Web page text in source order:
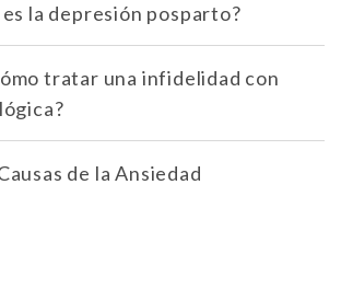
es la depresión posparto?
tratar una infidelidad con
de la Ansiedad